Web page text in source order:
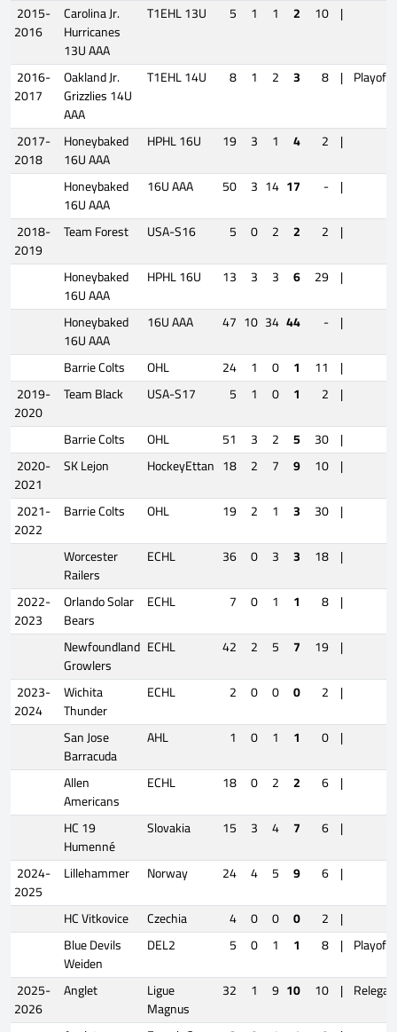
2015-
2016
Carolina Jr.
Hurricanes
13U AAA
T1EHL 13U 5 1 1 2 10 |
2016-
2017
Oakland Jr.
Grizzlies 14U
AAA
T1EHL 14U 8 1 2 3 8 | Playoffs
2017-
2018
Honeybaked
16U AAA
HPHL 16U 19 3 1 4 2 |
Honeybaked
16U AAA
16U AAA 50 3 14 17 - |
2018-
2019
Team Forest USA-S16 5 0 2 2 2 |
Honeybaked
16U AAA
HPHL 16U 13 3 3 6 29 |
Honeybaked
16U AAA
16U AAA 47 10 34 44 - |
Barrie Colts
OHL 24 1 0 1 11
|
2019-
2020
Team Black USA-S17 5 1 0 1 2 |
Barrie Colts
OHL 51 3 2 5 30 |
2020-
2021
SK Lejon HockeyEttan 18 2 7 9 10 |
2021-
2022
Barrie Colts OHL 19 2 1 3 30 |
Worcester
Railers
ECHL 36 0 3 3 18 |
2022-
2023
Orlando Solar
Bears
ECHL 7 0 1 1 8 |
Newfoundland
Growlers
ECHL 42 2 5 7 19 |
2023-
2024
Wichita
Thunder
ECHL 2 0 0 0 2 |
San Jose
Barracuda
AHL 1 0 1 1 0 |
Allen
Americans
ECHL 18 0 2 2 6 |
HC 19
Humenné
Slovakia 15 3 4 7 6 |
2024-
2025
Lillehammer Norway 24 4 5 9 6 |
HC Vitkovice
Czechia 4 0 0 0 2 |
Blue Devils
Weiden
DEL2 5 0 1 1 8 | Playoffs
2025-
2026
Anglet
Ligue
Magnus
32 1 9 10 10 |